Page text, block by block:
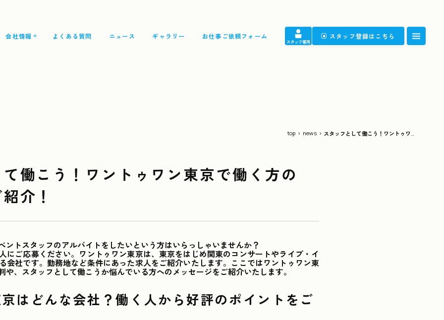
会社情報 よくある質問 ニュース ギャラリー お仕事ご依頼フォーム
スタッフ専用
スタッフ登録はこちら
Company 会社情報 Contact
top > news > スタッフとして働こう！ワントゥワン東京で働く方の声・評判をご紹介！
働こう！ワントゥワン東京で働く方の
介！
ントスタッフのアルバイトをしたいという方はいらっしゃいませんか？
にご応募ください。ワントゥワン東京は、東京をはじめ関東のコンサートやライブ・イ
会社です。勤務地など条件にあった求人をご紹介いたします。ここではワントゥワン東
や、スタッフとして働こうか悩んでいる方へのメッセージをご紹介いたします。
はどんな会社？働く人から好評のポイントをご